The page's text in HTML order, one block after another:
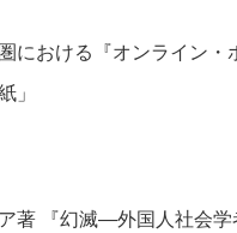
における『オンライン・
」
著 『幻滅―外国人社会学